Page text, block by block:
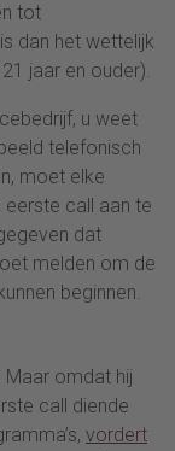
tot
dan het wettelijk
jaar en ouder).
u weet
telefonisch
moet elke
call aan te
dat
melden om de
beginnen.
Maar omdat hij
call diende
vordert